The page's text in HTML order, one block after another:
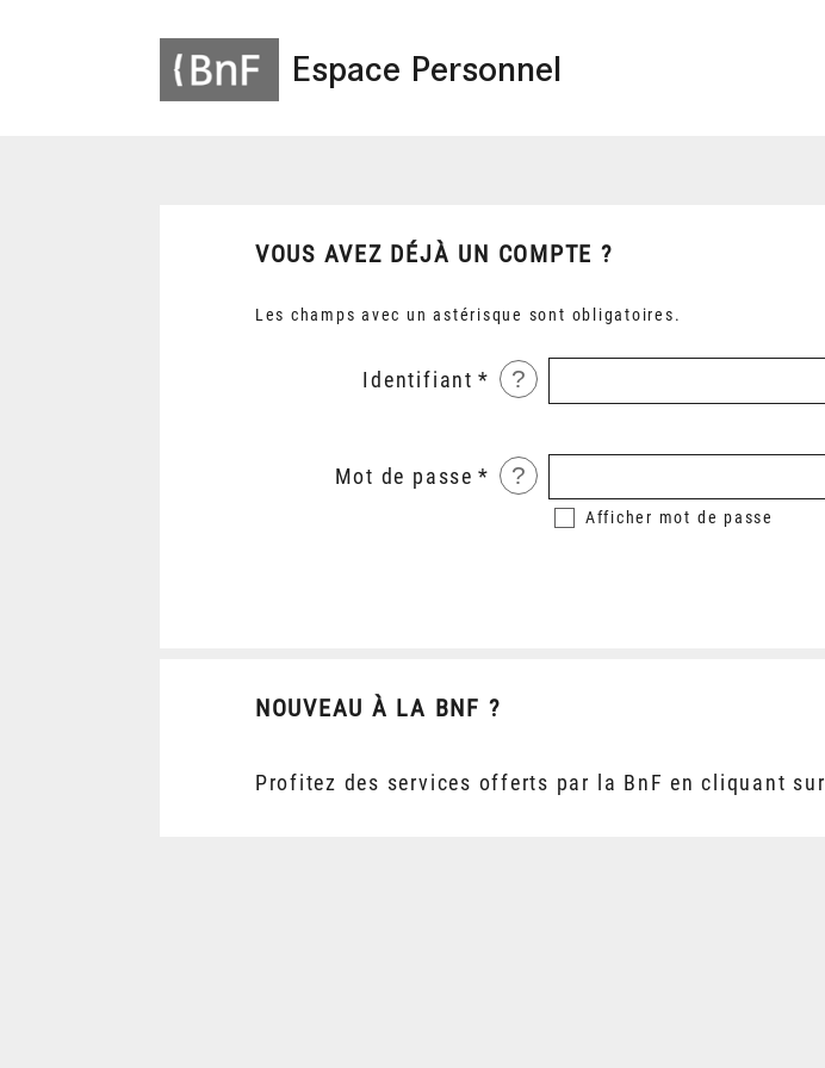
Espace Personnel
VOUS AVEZ DÉJÀ UN COMPTE ?
Les champs avec un astérisque sont obligatoires.
Identifiant ?
Mot de passe ?
Afficher mot de passe
NOUVEAU À LA BNF ?
Profitez des services offerts par la BnF en cliquant sur